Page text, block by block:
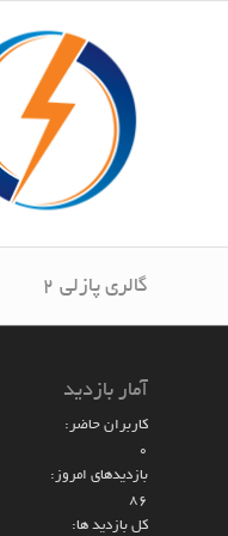
گالری پازلی ۲
آمار بازدید
کاربران حاضر:
0
بازدیدهای امروز:
86
کل بازدید ها: